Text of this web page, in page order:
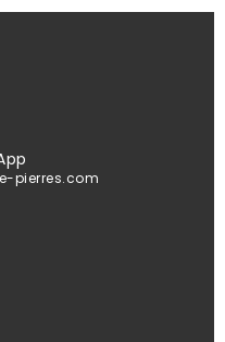
pierres.com